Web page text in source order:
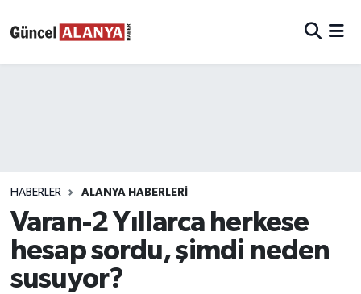
HABERLER ALANYA HABERLERİ
Varan-2 Yıllarca herkese
hesap sordu, şimdi neden
susuyor?